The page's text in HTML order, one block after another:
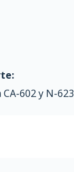
602 y N-623